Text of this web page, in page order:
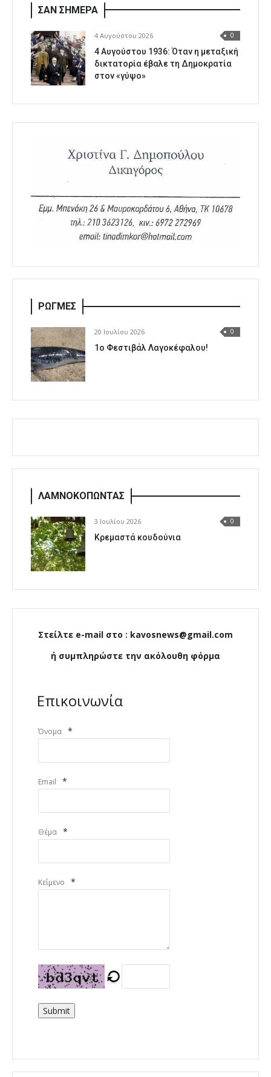
ΣΑΝ ΣΗΜΕΡΑ
4 Αυγούστου 2026 0
4 Αυγούστου 1936: Όταν η μεταξική
δικτατορία έβαλε τη Δημοκρατία
στον «γύψο»
ΡΩΓΜΕΣ
20 Ιουλίου 2026 0
1o Φεστιβάλ Λαγοκέφαλου!
ΛΑΜΝΟΚΟΠΩΝΤΑΣ
3 Ιουλίου 2026 0
Κρεμαστά κουδούνια
Στείλτε e-mail στο : kavosnews@gmail.com
ή συμπληρώστε την ακόλουθη φόρμα
Επικοινωνία
Όνομα *
Email *
Θέμα *
Κείμενο *
Submit